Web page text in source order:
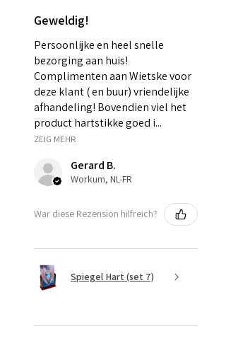
Geweldig!
Persoonlijke en heel snelle
bezorging aan huis!
Complimenten aan Wietske voor
deze klant ( en buur) vriendelijke
afhandeling! Bovendien viel het
product hartstikke goed i...
ZEIG MEHR
Gerard B.
Workum, NL-FR
War diese Rezension hilfreich?
Spiegel Hart (set 7)